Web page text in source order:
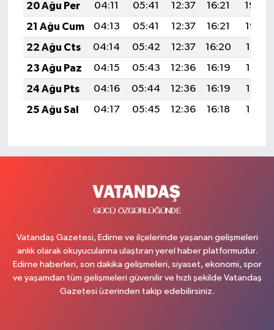
20 Ağu Per
04:11 05:41 12:37 16:21
19:24
21 Ağu Cum
04:13 05:41 12:37 16:21
19:22
22 Ağu Cts
04:14 05:42 12:37 16:20
19:21
23 Ağu Paz
04:15 05:43 12:36 16:19
19:19
24 Ağu Pts
04:16 05:44 12:36 16:19
19:18
25 Ağu Sal
04:17 05:45 12:36 16:18 19:17
Vatandaş Gazetesi, Edirne ve ilçelerinde yaşanan gelişmeleri
anlık olarak okuyucularına ulaştıran yerel haber platformudur.
Edirne haberleri, son dakika gelişmeleri, siyaset, ekonomi, spor
ve yaşamdan tüm gelişmeleri güvenilir ve hızlı şekilde Vatandaş
Gazetesi üzerinden takip edebilirsiniz.